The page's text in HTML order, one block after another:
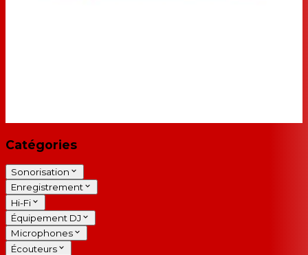
Catégories
Sonorisation
Enregistrement
Hi-Fi
Équipement DJ
Microphones
Écouteurs